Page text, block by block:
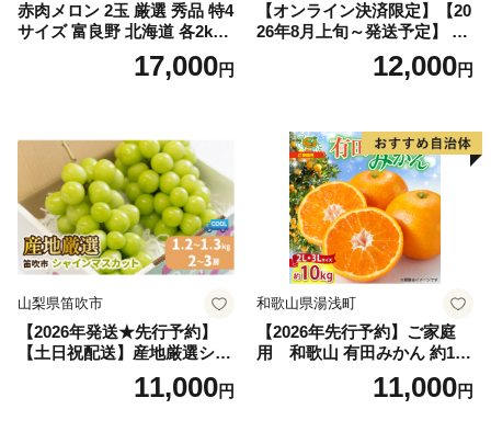
赤肉メロン 2玉 厳選 秀品 特4
サイズ 富良野 北海道 各2kg
～2.6kg 2玉 セット ファーム
富良野 メロン めろん 果物 く
17,000円
【オンライン決済限定】【20
26年8月上旬～発送予定】 先
行予約 「浅間水蜜桃プレミ
アム」 もも あかつき 秀品 約
果肉 長野県産 小諸市
12,000円
山梨県笛吹市
【2026年発送★先行予約】
【土日祝配送】産地厳選シャ
インマスカット1.2kg～1.3kg
（2房～3房）※沖縄・離島配
11,000円
和歌山県湯浅町
【2026年先行予約】ご家庭
用 和歌山 有田みかん 約10k
g (2L、3Lサイズ)【湯浅町】
11,000円